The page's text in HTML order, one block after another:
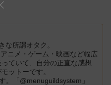
な所謂オタク。
ニメ・ゲーム・映画など幅広
ていて、自分の正直な感想
ットーです。
。「@menuguildsystem」